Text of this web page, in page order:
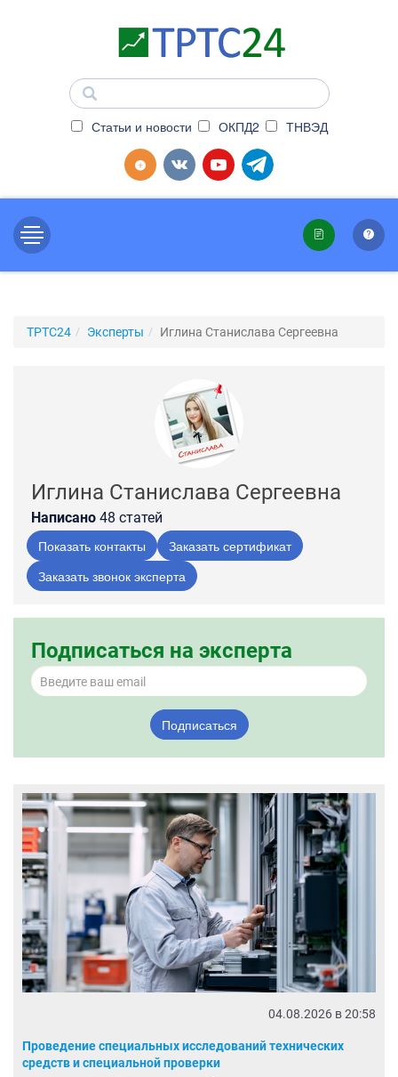
Статьи и новости ОКПД2 ТНВЭД
ТРТС24 Эксперты Иглина Станислава Сергеевна
Иглина Станислава Сергеевна
Написано 48 статей
Показать контакты
Заказать сертификат
Заказать звонок эксперта
Подписаться на эксперта
Подписаться
04.08.2026 в 20:58
Проведение специальных исследований технических
средств и специальной проверки